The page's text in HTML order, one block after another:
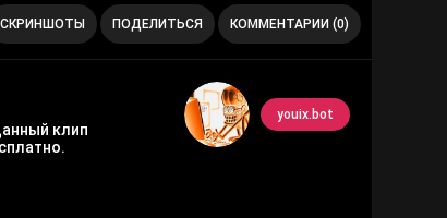
СКРИНШОТЫ ПОДЕЛИТЬСЯ КОММЕНТАРИИ (0)
youix.bot
клип